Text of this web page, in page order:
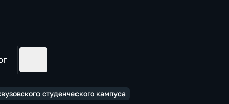
студенческого кампуса